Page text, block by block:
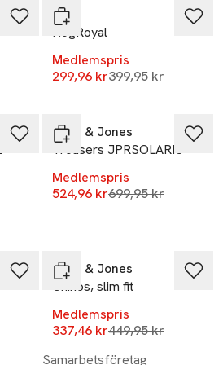
dagar
Only
KogRoyal
Medlemspris
299,96 krLägsta pris 30
399,95 kr
dagar
Jack & Jones
Trousers JPRSOLARIS
Medlemspris
524,96 krLägsta pris 30
699,95 kr
dagar
Jack & Jones
Chinos, slim fit
Medlemspris
337,46 krLägsta pris 30
449,95 kr
Samarbetsföretag